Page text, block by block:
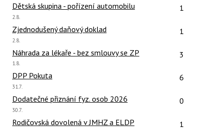
Dětská skupina - pořízení automobilu Počet
1
Poslední
2.8.
Zjednodušený daňový doklad Počet
1
Poslední
2.8.
Náhrada za lékaře - bez smlouvy se ZP Počet
3
Poslední
1.8.
DPP Pokuta Počet
6
Poslední
31.7.
Dodatečné přiznání fyz. osob 2026 Počet
0
Poslední
30.7.
Rodičovská dovolená v JMHZ a ELDP Počet
1